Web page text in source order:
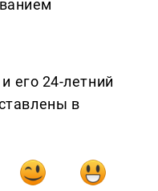
его 24-летний
в